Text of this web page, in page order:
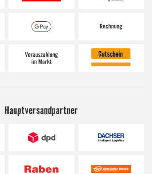
Hauptversandpartner